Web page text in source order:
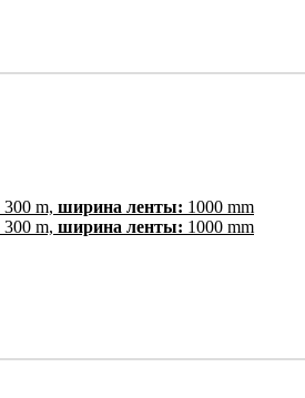
300 m, ширина ленты: 1000 mm
300 m, ширина ленты: 1000 mm